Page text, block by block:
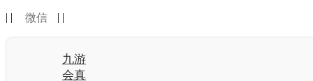
| | 微信 | |
九游
会真